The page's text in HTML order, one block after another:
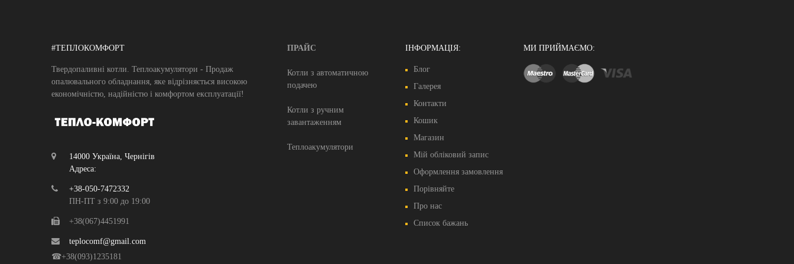
#ТЕПЛОКОМФОРТ
Твердопаливні котли. Теплоакумулятори - Продаж
опалювального обладнання, яке відрізняється високою
економічністю, надійністю і комфортом експлуатації!
14000 Україна, Чернігів
Адреса:
+38-050-7472332
ПН-ПТ з 9:00 до 19:00
+38(067)4451991
teplocomf@gmail.com
☎+38(093)1235181
ПРАЙС
Котли з автоматичною
подачею
Котли з ручним
завантаженням
Теплоакумулятори
ІНФОРМАЦІЯ:
Блог
Галерея
Контакти
Кошик
Магазин
Мій обліковий запис
Оформлення замовлення
Порівняйте
Про нас
Список бажань
МИ ПРИЙМАЄМО: